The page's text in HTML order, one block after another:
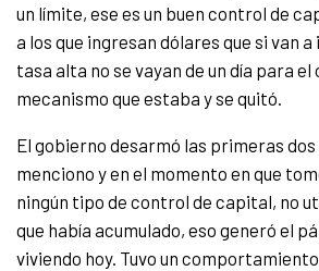
un límite, ese es un buen control de
a los que ingresan dólares que si van
tasa alta no se vayan de un día para el
mecanismo que estaba y se quitó.
El gobierno desarmó las primeras
menciono y en el momento en que
ningún tipo de control de capital, no
que había acumulado, eso generó el
viviendo hoy. Tuvo un